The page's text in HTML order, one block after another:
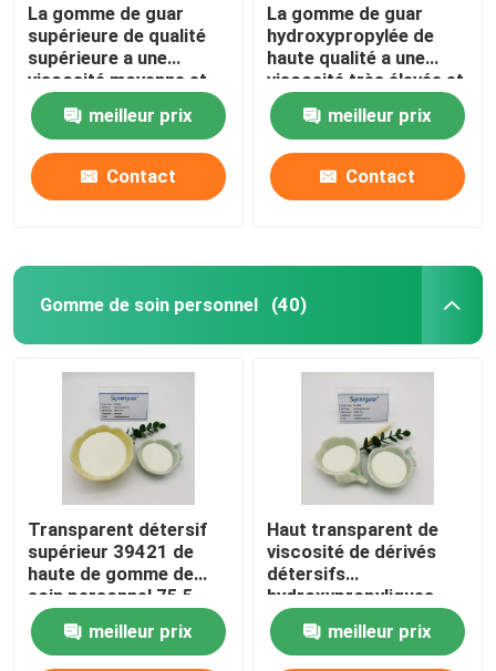
La gomme de guar
supérieure de qualité
supérieure a une
viscosité moyenne et
une transparence
élevée pour les soins
personnels.
meilleur prix
Contact
La gomme de guar
hydroxypropylée de
haute qualité a une
viscosité très élevée et
un degré moyen de
substitution pour les
soins personnels.
meilleur prix
Contact
Gomme de soin personnel (40)
Transparent détersif
supérieur 39421 de
haute de gomme de
soin personnel 75 5
meilleur prix
Haut transparent de
viscosité de dérivés
détersifs
hydroxypropyliques
supérieurs moyens de
guar
meilleur prix